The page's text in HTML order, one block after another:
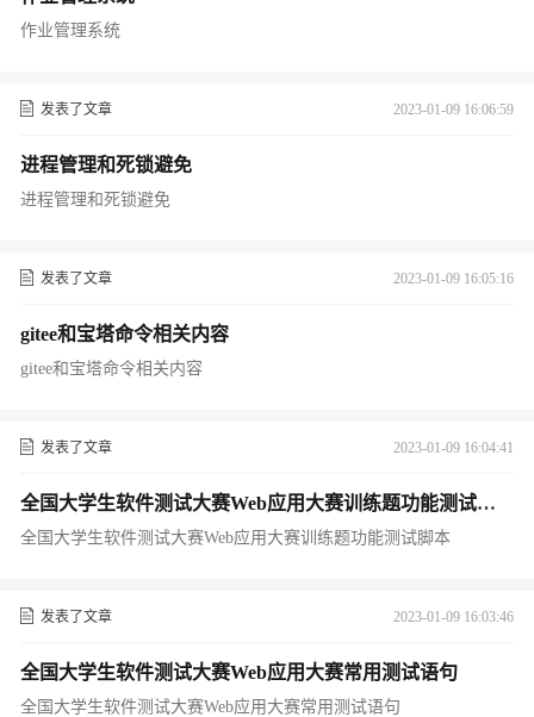
作业管理系统
发表了文章 2023-01-09 16:06:59
进程管理和死锁避免
进程管理和死锁避免
发表了文章 2023-01-09 16:05:16
gitee和宝塔命令相关内容
gitee和宝塔命令相关内容
发表了文章 2023-01-09 16:04:41
全国大学生软件测试大赛Web应用大赛训练题功能测试脚
本
全国大学生软件测试大赛Web应用大赛训练题功能测试脚本
发表了文章 2023-01-09 16:03:46
全国大学生软件测试大赛Web应用大赛常用测试语句
全国大学生软件测试大赛Web应用大赛常用测试语句